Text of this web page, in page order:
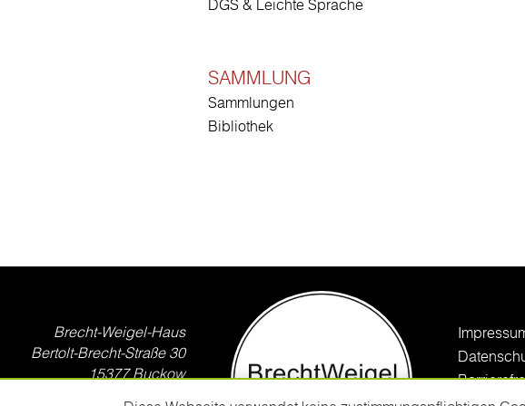
DGS & Leichte Sprache
SAMMLUNG
Sammlungen
Bibliothek
Brecht-Weigel-Haus
Bertolt-Brecht-Straße 30
15377 Buckow